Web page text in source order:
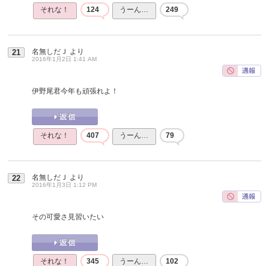
それな！ 124 うーん… 249
21 名無しだＪ より
2016年1月2日 1:41 AM
伊野尾君今年も頑張れよ！
それな！ 407 うーん… 79
22 名無しだＪ より
2016年1月3日 1:12 PM
その可愛さ見習いたい
それな！ 345 うーん… 102